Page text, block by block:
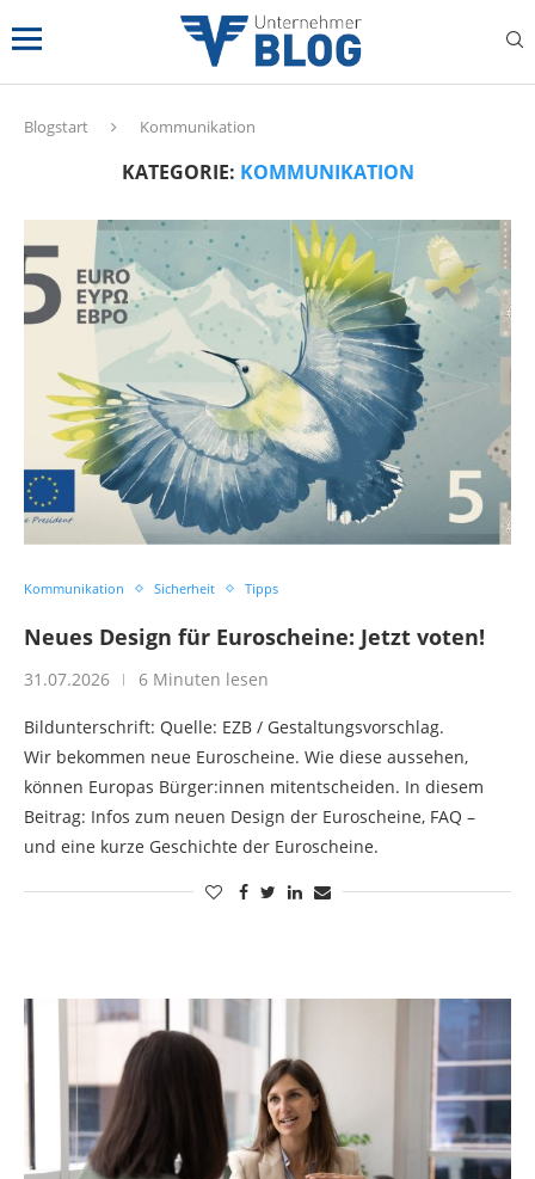
Blogstart Kommunikation
KATEGORIE: KOMMUNIKATION
Kommunikation Sicherheit Tipps
Neues Design für Euroscheine: Jetzt voten!
31.07.2026 6 Minuten lesen
Bildunterschrift: Quelle: EZB / Gestaltungsvorschlag.
Wir bekommen neue Euroscheine. Wie diese aussehen,
können Europas Bürger:innen mitentscheiden. In diesem
Beitrag: Infos zum neuen Design der Euroscheine, FAQ –
und eine kurze Geschichte der Euroscheine.